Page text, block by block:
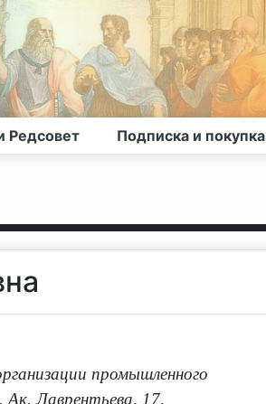
Редсовет Подписка и покупка
промышленного
Лаврентьева, 17,